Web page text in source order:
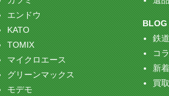
エンドウ
KATO
TOMIX
マイクロエース
グリーンマックス
モデモ
BLOG
鉄
コ
新
買